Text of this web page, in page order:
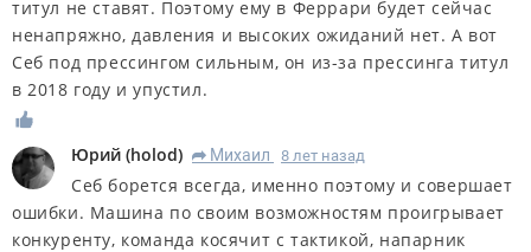
титул не ставят. Поэтому ему в Феррари будет сейчас
ненапряжно, давления и высоких ожиданий нет. А вот
Себ под прессингом сильным, он из-за прессинга титул
в 2018 году и упустил.
Юрий (holod) R Михаил 8 лет назад
Себ борется всегда, именно поэтому и совершает
ошибки. Машина по своим возможностям проигрывает
конкуренту, команда косячит с тактикой, напарник